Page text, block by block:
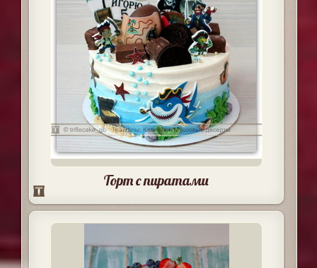
Торт с пиратами